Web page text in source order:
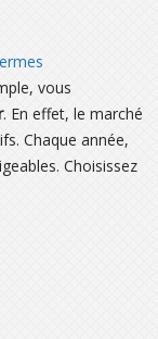
vous
. En effet, le marché
Chaque année,
Choisissez